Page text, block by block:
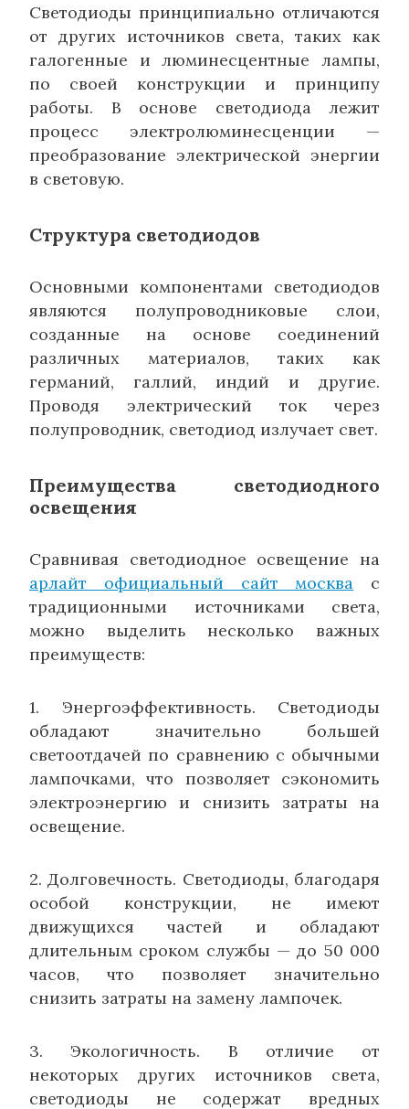
Светодиоды принципиально отличаются
от других источников света, таких как
галогенные и люминесцентные лампы,
по своей конструкции и принципу
работы. В основе светодиода лежит
процесс электролюминесценции —
преобразование электрической энергии
в световую.
Структура светодиодов
Основными компонентами светодиодов
являются полупроводниковые слои,
созданные на основе соединений
различных материалов, таких как
германий, галлий, индий и другие.
Проводя электрический ток через
полупроводник, светодиод излучает свет.
Преимущества светодиодного
освещения
Сравнивая светодиодное освещение на
арлайт официальный сайт москва с
традиционными источниками света,
можно выделить несколько важных
преимуществ:
1. Энергоэффективность. Светодиоды
обладают значительно большей
светоотдачей по сравнению с обычными
лампочками, что позволяет сэкономить
электроэнергию и снизить затраты на
освещение.
2. Долговечность. Светодиоды, благодаря
особой конструкции, не имеют
движущихся частей и обладают
длительным сроком службы — до 50 000
часов, что позволяет значительно
снизить затраты на замену лампочек.
3. Экологичность. В отличие от
некоторых других источников света,
светодиоды не содержат вредных